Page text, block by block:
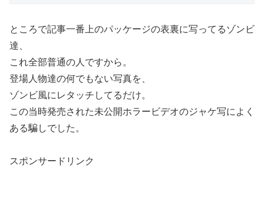
ところで記事一番上のパッケージの表裏に写ってるゾンビ
達、
これ全部普通の人ですから。
登場人物達の何でもない写真を、
ゾンビ風にレタッチしてるだけ。
この当時発売された未公開ホラービデオのジャケ写によく
ある騙しでした。
スポンサードリンク